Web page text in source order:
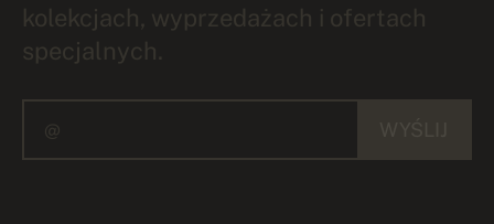
kolekcjach, wyprzedażach i ofertach
specjalnych.